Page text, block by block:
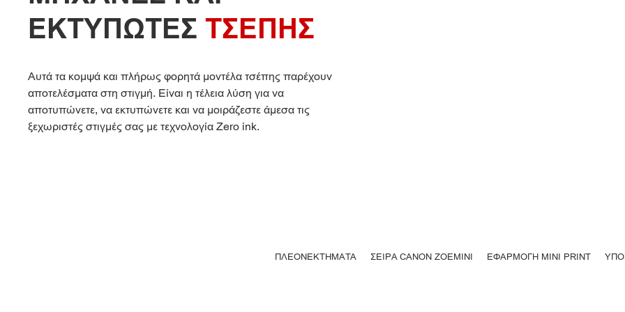
ΕΚΤΥΠΩΤΕΣ ΤΣΕΠΗΣ
Αυτά τα κομψά και πλήρως φορητά μοντέλα τσέπης παρέχουν
αποτελέσματα στη στιγμή. Είναι η τέλεια λύση για να
αποτυπώνετε, να εκτυπώνετε και να μοιράζεστε άμεσα τις
ξεχωριστές στιγμές σας με τεχνολογία Zero ink.
ΠΛΕΟΝΕΚΤΗΜΑΤΑ ΣΕΙΡΑ CANON ZOEMINI ΕΦΑΡΜΟΓΗ MINI PRINT